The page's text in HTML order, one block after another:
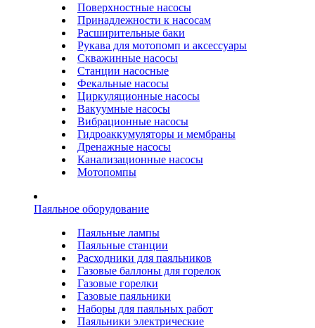
Поверхностные насосы
Принадлежности к насосам
Расширительные баки
Рукава для мотопомп и аксессуары
Скважинные насосы
Станции насосные
Фекальные насосы
Циркуляционные насосы
Вакуумные насосы
Вибрационные насосы
Гидроаккумуляторы и мембраны
Дренажные насосы
Канализационные насосы
Мотопомпы
Паяльное оборудование
Паяльные лампы
Паяльные станции
Расходники для паяльников
Газовые баллоны для горелок
Газовые горелки
Газовые паяльники
Наборы для паяльных работ
Паяльники электрические